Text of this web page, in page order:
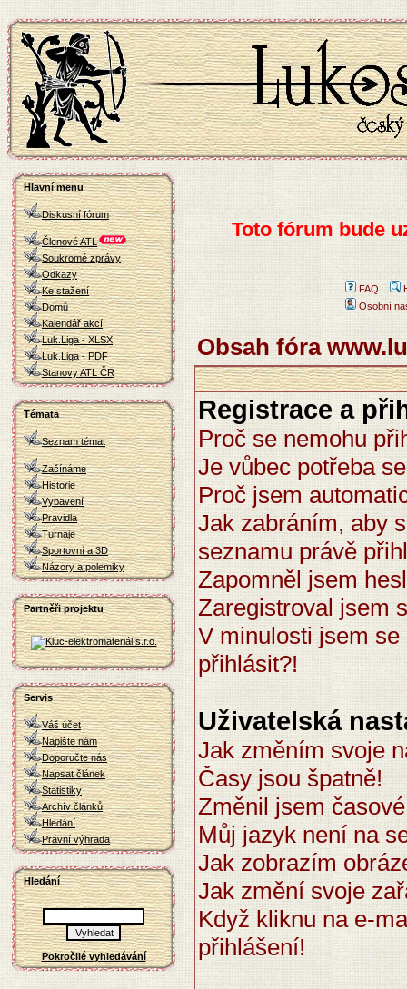
Hlavní menu
Diskusní fórum
Členové ATL
Soukromé zprávy
Odkazy
Ke stažení
Domů
Kalendář akcí
Luk.Liga - XLSX
Luk.Liga - PDF
Stanovy ATL ČR
Témata
Seznam témat
Začínáme
Historie
Vybavení
Pravidla
Turnaje
Sportovní a 3D
Názory a polemiky
Partněři projektu
Servis
Váš účet
Napište nám
Doporučte nás
Napsat článek
Statistiky
Archív článků
Hledání
Právní výhrada
Hledání
Pokročilé vyhledávání
Toto fórum bude
FAQ
Osobní
Obsah fóra
Registrace a
Proč se nemohu
Je vůbec potřeba
Proč jsem
Jak zabráním, aby
seznamu právě
Zapomněl jsem
Zaregistroval jsem
V minulosti jsem
přihlásit?!
Uživatelská
Jak změním svoje
Časy jsou špatně!
Změnil jsem
Můj jazyk není na
Jak zobrazím
Jak změní svoje
Když kliknu na e-
přihlášení!